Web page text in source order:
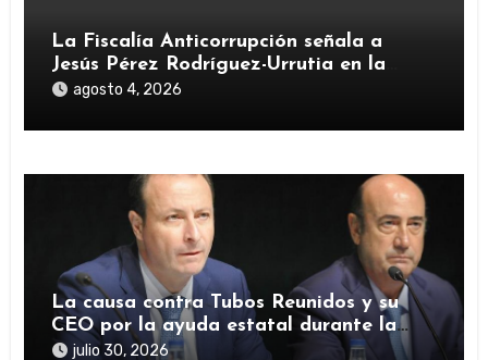
La Fiscalía Anticorrupción señala a
Jesús Pérez Rodríguez-Urrutia en la
investigación del rescate de Tubos
agosto 4, 2026
La causa contra Tubos Reunidos y su
CEO por la ayuda estatal durante la
pandemia sigue abierta
julio 30, 2026